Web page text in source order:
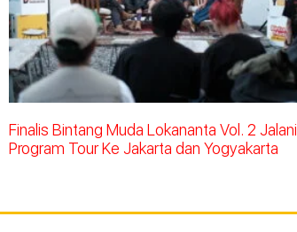
Finalis Bintang Muda Lokananta Vol. 2 Jalani
Program Tour Ke Jakarta dan Yogyakarta